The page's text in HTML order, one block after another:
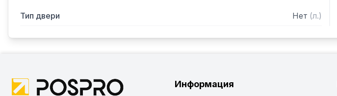
Тип двери Нет (л.)
Информация